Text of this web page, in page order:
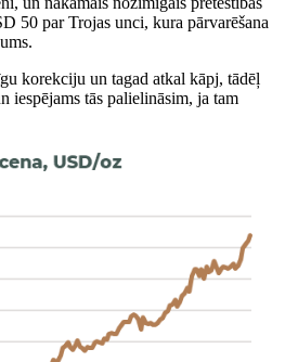
50 par Trojas unci, kura pārvarēšana
korekciju un tagad atkal kāpj, tādēļ
iespējams tās palielināsim, ja tam